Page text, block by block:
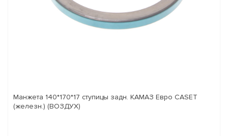
Манжета 140*170*17 ступицы задн. КАМАЗ Евро CASET
(железн.) (ВОЗДУХ)